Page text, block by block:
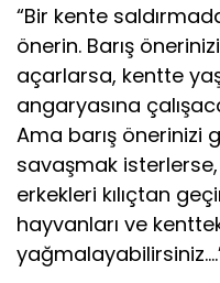
“Bir kente
önerin. Barış
açarlarsa, kentte
angaryasına
Ama barış önerinizi
savaşmak
erkekleri kılıçtan
hayvanları ve